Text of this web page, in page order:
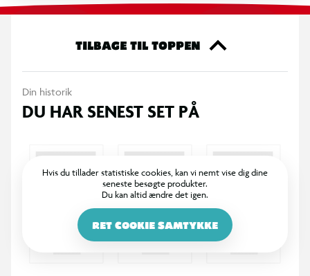
TILBAGE TIL TOPPEN
Din historik
DU HAR SENEST SET PÅ
Hvis du tillader statistiske cookies, kan vi nemt vise dig dine
seneste besøgte produkter.
Du kan altid ændre det igen.
RET COOKIE SAMTYKKE